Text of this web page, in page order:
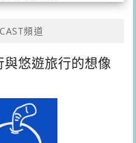
頻道
與悠遊旅行的想像